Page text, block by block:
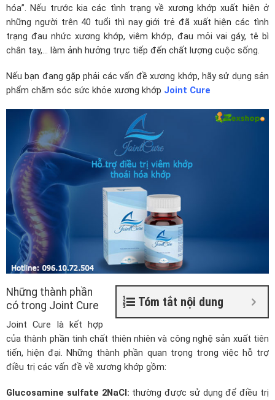
hóa”. Nếu trước kia các tình trạng về xương khớp xuất hiện ở
những người trên 40 tuổi thì nay giới trẻ đã xuất hiện các tình
trạng đau nhức xương khớp, viêm khớp, đau mỏi vai gáy, tê bì
chân tay,… làm ảnh hưởng trực tiếp đến chất lượng cuộc sống.
Nếu bạn đang gặp phải các vấn đề xương khớp, hãy sử dụng sản
phẩm chăm sóc sức khỏe xương khớp Joint Cure
Tóm tắt nội dung
Những thành phần
có trong Joint Cure
Joint Cure là kết hợp
của thành phần tinh chất thiên nhiên và công nghệ sản xuất tiên
tiến, hiện đại. Những thành phần quan trọng trong việc hỗ trợ
điều trị các vấn đề về xương khớp gồm:
Glucosamine sulfate 2NaCl: thường được sử dụng để điều trị